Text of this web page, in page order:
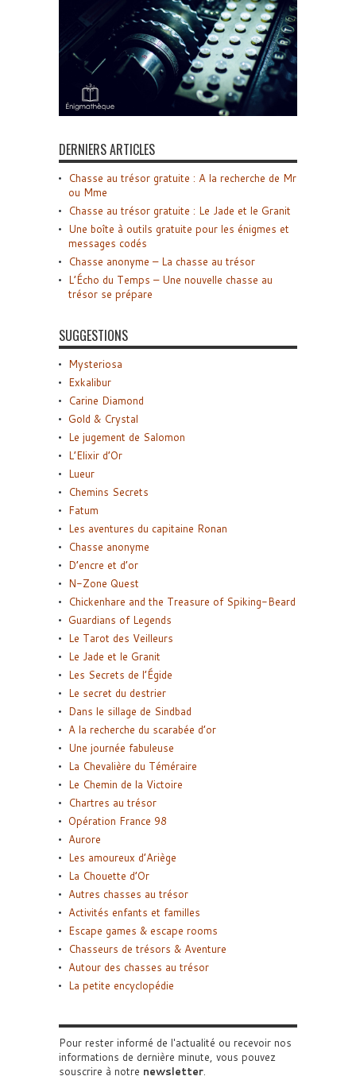
DERNIERS ARTICLES
Chasse au trésor gratuite : A la recherche de Mr
ou Mme
Chasse au trésor gratuite : Le Jade et le Granit
Une boîte à outils gratuite pour les énigmes et
messages codés
Chasse anonyme – La chasse au trésor
L’Écho du Temps – Une nouvelle chasse au
trésor se prépare
SUGGESTIONS
Mysteriosa
Exkalibur
Carine Diamond
Gold & Crystal
Le jugement de Salomon
L’Elixir d’Or
Lueur
Chemins Secrets
Fatum
Les aventures du capitaine Ronan
Chasse anonyme
D’encre et d’or
N-Zone Quest
Chickenhare and the Treasure of Spiking-Beard
Guardians of Legends
Le Tarot des Veilleurs
Le Jade et le Granit
Les Secrets de l’Égide
Le secret du destrier
Dans le sillage de Sindbad
A la recherche du scarabée d’or
Une journée fabuleuse
La Chevalière du Téméraire
Le Chemin de la Victoire
Chartres au trésor
Opération France 98
Aurore
Les amoureux d’Ariège
La Chouette d’Or
Autres chasses au trésor
Activités enfants et familles
Escape games & escape rooms
Chasseurs de trésors & Aventure
Autour des chasses au trésor
La petite encyclopédie
Pour rester informé de l'actualité ou recevoir nos
informations de dernière minute, vous pouvez
souscrire à notre newsletter.